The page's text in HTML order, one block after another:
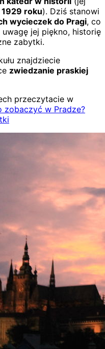
1929 roku). Dziś stanowi
wycieczek do Pragi, co
jej piękno, historię
zabytki.
znajdziecie
zwiedzanie praskiej
przeczytacie w
zobaczyć w Pradze?